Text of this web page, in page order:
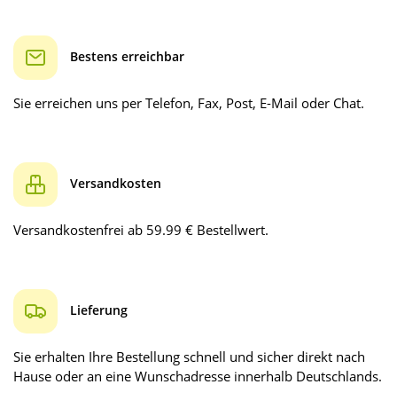
Bestens erreichbar
Sie erreichen uns per Telefon, Fax, Post, E-Mail oder Chat.
Versandkosten
Versandkostenfrei ab 59.99 € Bestellwert.
Lieferung
Sie erhalten Ihre Bestellung schnell und sicher direkt nach
Hause oder an eine Wunschadresse innerhalb Deutschlands.